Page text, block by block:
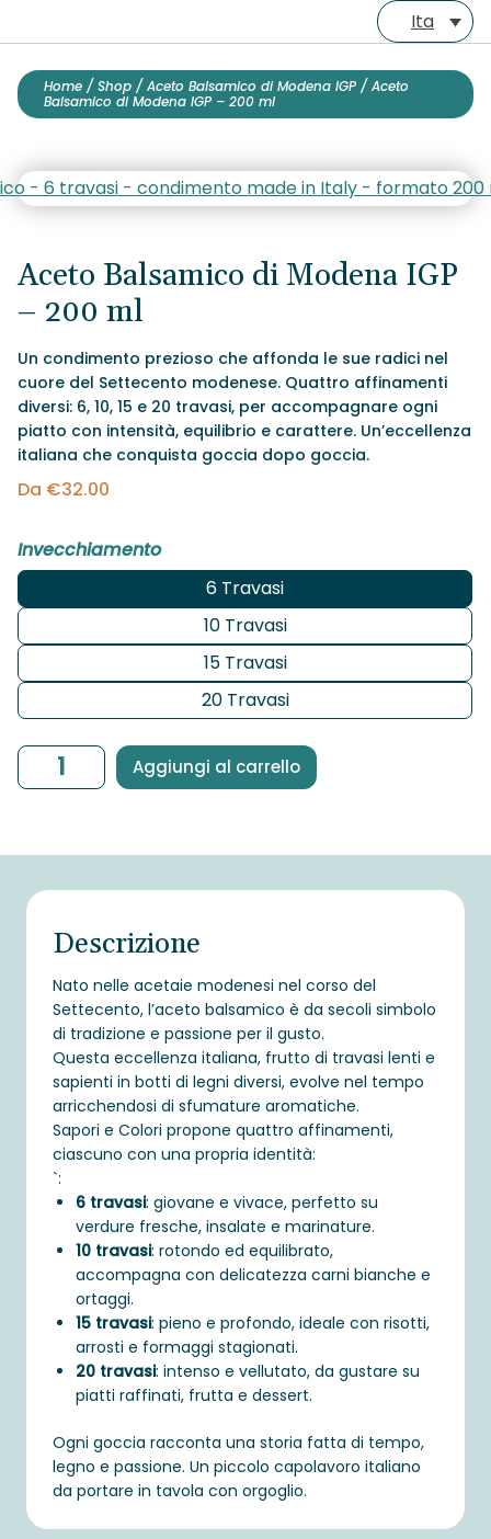
al
contenuto
Ita
Home / Shop / Aceto Balsamico di Modena IGP / Aceto
Balsamico di Modena IGP – 200 ml
Aceto Balsamico di Modena IGP
– 200 ml
Un condimento prezioso che affonda le sue radici nel
cuore del Settecento modenese. Quattro affinamenti
diversi: 6, 10, 15 e 20 travasi, per accompagnare ogni
piatto con intensità, equilibrio e carattere. Un’eccellenza
italiana che conquista goccia dopo goccia.
Da €32.00
Invecchiamento
6 Travasi
10 Travasi
15 Travasi
20 Travasi
Aceto
Balsamico
quantità
Aggiungi al carrello
Descrizione
Nato nelle acetaie modenesi nel corso del
Settecento, l’aceto balsamico è da secoli simbolo
di tradizione e passione per il gusto.
Questa eccellenza italiana, frutto di travasi lenti e
sapienti in botti di legni diversi, evolve nel tempo
arricchendosi di sfumature aromatiche.
Sapori e Colori propone quattro affinamenti,
ciascuno con una propria identità:
`:
6 travasi: giovane e vivace, perfetto su
verdure fresche, insalate e marinature.
10 travasi: rotondo ed equilibrato,
accompagna con delicatezza carni bianche e
ortaggi.
15 travasi: pieno e profondo, ideale con risotti,
arrosti e formaggi stagionati.
20 travasi: intenso e vellutato, da gustare su
piatti raffinati, frutta e dessert.
Ogni goccia racconta una storia fatta di tempo,
legno e passione. Un piccolo capolavoro italiano
da portare in tavola con orgoglio.